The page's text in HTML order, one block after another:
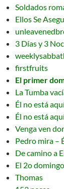
Soldados
Ellos Se
3 Días y 3
firstfruits
El primer
La Tumba
Él no está
Él no está
Venga ven
Pedro mira –
De camino a
El 2o
Thomas